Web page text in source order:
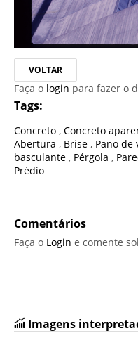
VOLTAR
Faça o login para fazer o
Tags:
Concreto , Concreto
Abertura , Brise , Pano de
basculante , Pérgola ,
Prédio
Comentários
Faça o Login e comente
Imagens